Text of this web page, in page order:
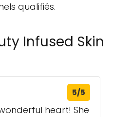
qualifiés.
Infused Skin
5/5
heart! She